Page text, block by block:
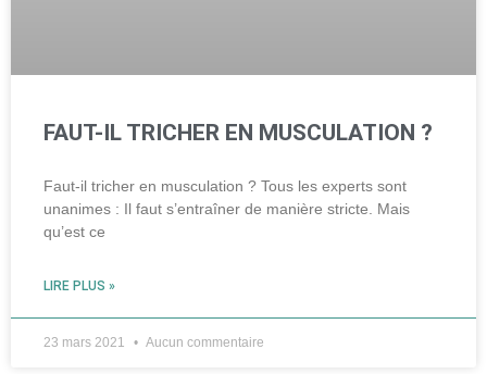
FAUT-IL TRICHER EN MUSCULATION ?
Faut-il tricher en musculation ? Tous les experts sont
unanimes : Il faut s’entraîner de manière stricte. Mais
qu’est ce
LIRE PLUS »
23 mars 2021 Aucun commentaire